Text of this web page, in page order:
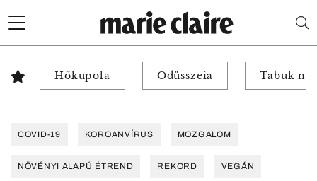
Hőkupola Odüsszeia Tabuk
COVID-19 KOROANVÍRUS MOZGALOM
NÖVÉNYI ALAPÚ ÉTREND REKORD VEGÁN